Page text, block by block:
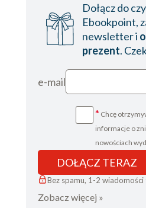
Dołącz do
Ebookpoint,
newsletter i
prezent.
e-mail
* Chcę
informacje o
nowościach
DOŁĄCZ TERAZ
Bez spamu, 1-2
Zobacz więcej »